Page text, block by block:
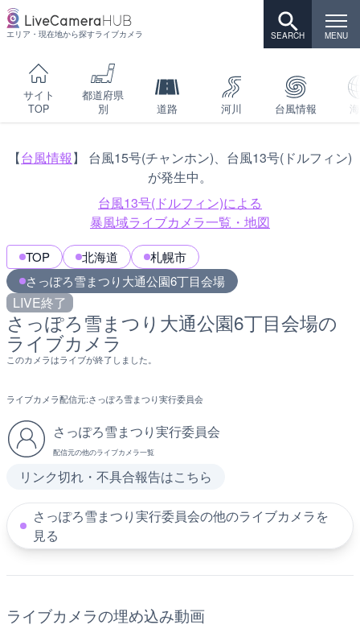
エリア・現在地から探すライブカメラ
サイト
TOP
都道府県
別
道路 河川 台風情報
【台風情報】 台風15号(チャンホン)、台風13号(ドルフィン)
が発生中。
台風13号(ドルフィン)による
暴風域ライブカメラ一覧・地図
TOP 北海道
札幌市
さっぽろ雪まつり大通公園6丁目会場
LIVE終了
さっぽろ雪まつり大通公園6丁目会場の
ライブカメラ
このカメラはライブが終了しました。
ライブカメラ配信元:さっぽろ雪まつり実行委員会
さっぽろ雪まつり実行委員会
配信元の他のライブカメラ一覧
リンク切れ・不具合報告はこちら
さっぽろ雪まつり実行委員会の他のライブカメラを
見る
ライブカメラの埋め込み動画